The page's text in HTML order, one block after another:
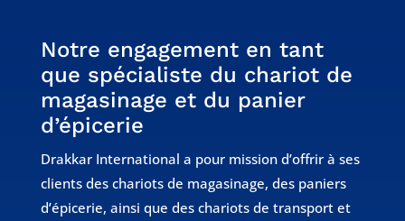
Notre engagement en tant
que spécialiste du chariot de
magasinage et du panier
d’épicerie
Drakkar International a pour mission d’offrir à ses
clients des chariots de magasinage, des paniers
d’épicerie, ainsi que des chariots de transport et